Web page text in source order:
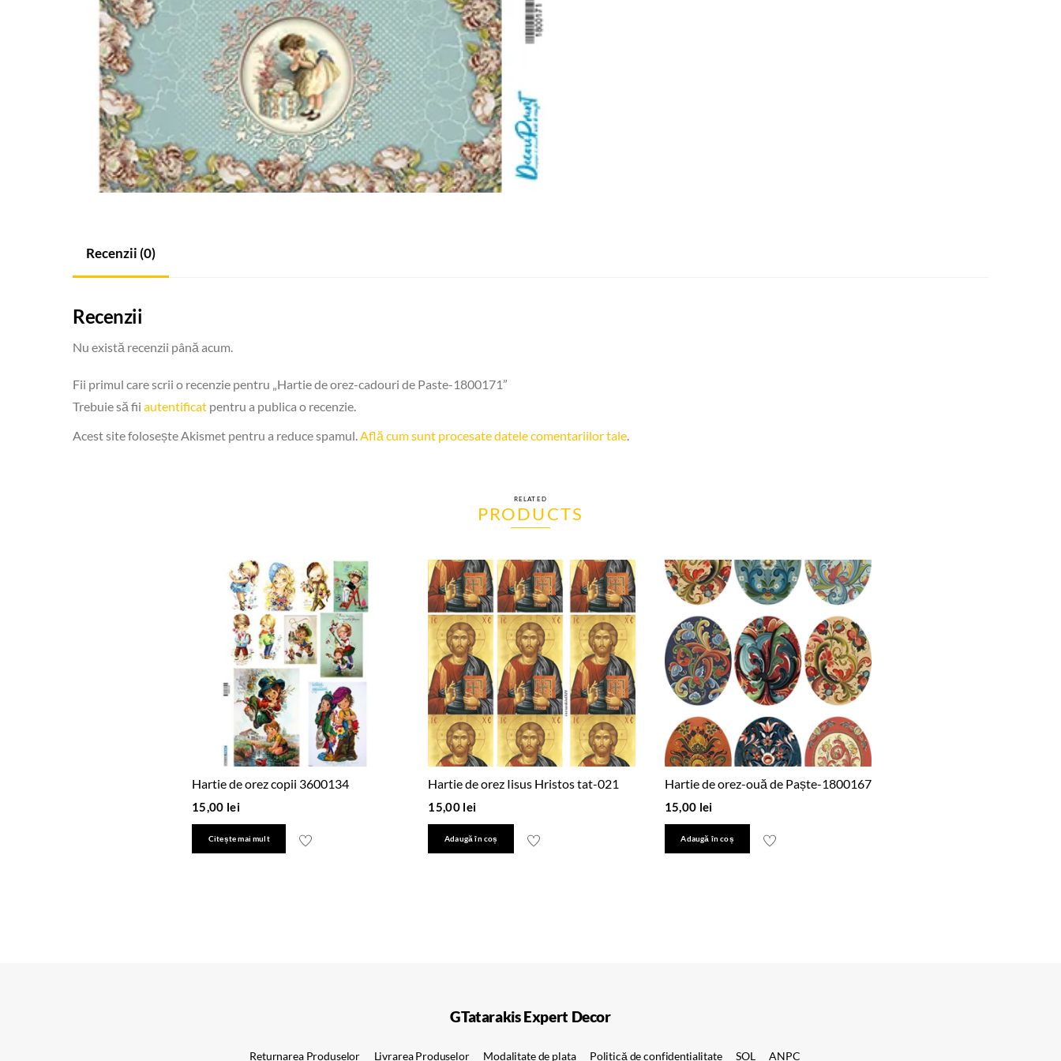
Recenzii (0)
Recenzii
Nu există recenzii până acum.
Fii primul care scrii o recenzie pentru „Hartie de orez-cadouri de Paste-1800171”
Trebuie să fii autentificat pentru a publica o recenzie.
Acest site folosește Akismet pentru a reduce spamul. Află cum sunt procesate datele comentariilor tale
RELATED
PRODUCTS
Hartie de orez copii 3600134
15,00 lei
Citește mai mult
Hartie de orez Iisus Hristos tat-021
15,00 lei
Adaugă în coș
Hartie de orez-ouă de Paște-1800167
15,00 lei
Adaugă în coș
GTatarakis Expert Decor
Returnarea Produselor Livrarea Produselor Modalitate de plata Politică de confidențialitate SOL ANPC